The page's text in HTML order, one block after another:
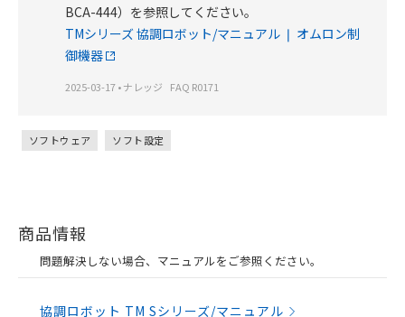
BCA-444）を参照してください。
TMシリーズ 協調ロボット/マニュアル ❘ オムロン制
御機器
2025-03-17•ナレッジ FAQ R0171
ソフトウェア ソフト設定
商品情報
問題解決しない場合、マニュアルをご参照ください。
協調ロボット TM Sシリーズ/マニュアル